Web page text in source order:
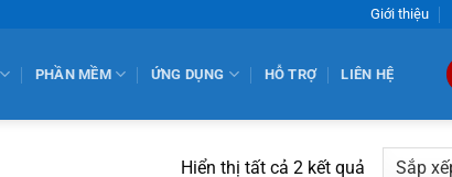
Giới thiệu
PHẦN MỀM ỨNG DỤNG HỖ TRỢ LIÊN HỆ
Hiển thị tất cả 2 kết quảĐã